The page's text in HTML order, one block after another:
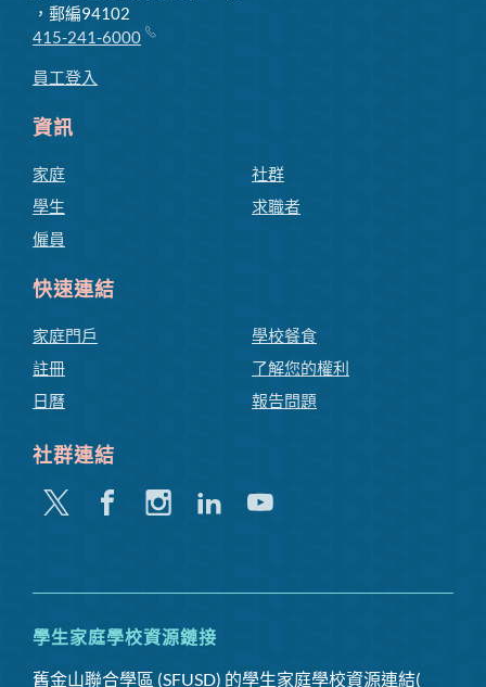
，郵編94102
415-241-6000
員工登入
資訊
家庭
學生
僱員
社群
求職者
快速連結
家庭門戶
註冊
日曆
學校餐食
了解您的權利
報告問題
社群連結
嘰
FacebookInstagram
領
Youtube
學生家庭學校資源鏈接
舊金山聯合學區 (SFUSD) 的學生家庭學校資源連結(